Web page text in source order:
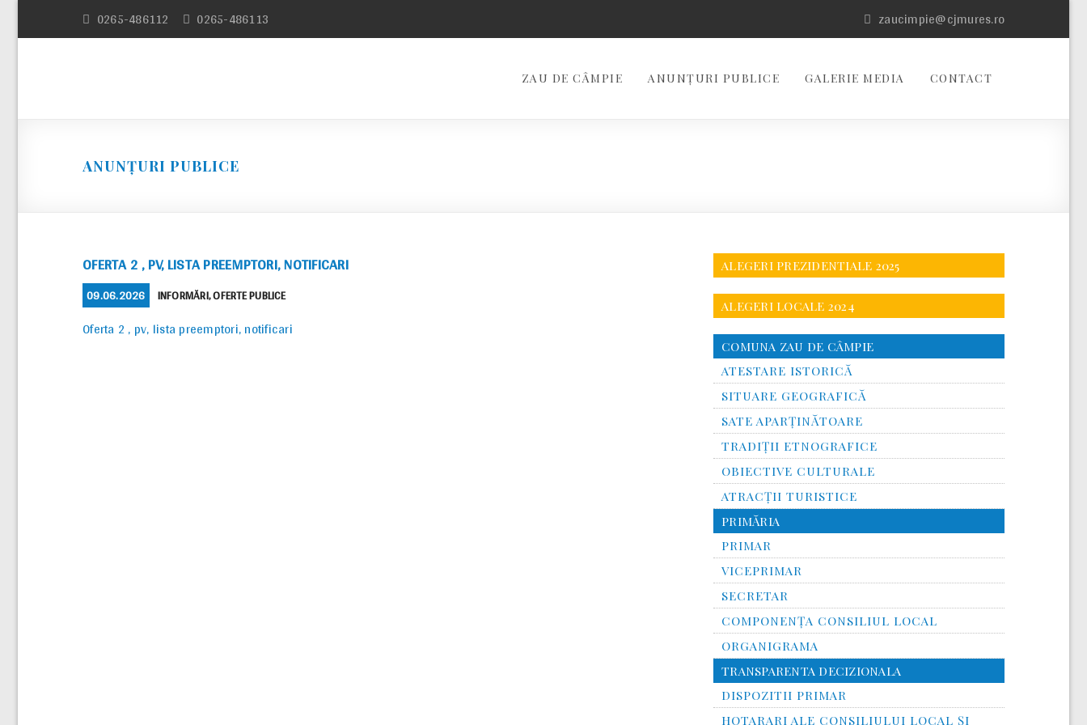
0265-486112 0265-486113 zaucimpie@cjmures.ro
ZAU DE CÂMPIE ANUNȚURI PUBLICE GALERIE MEDIA CONTACT
ANUNȚURI PUBLICE
OFERTA 2 , PV, LISTA PREEMPTORI, NOTIFICARI
POSTED
ON
09.06.2026 CATEGORIES
INFORMĂRI,OFERTE PUBLICE
Oferta 2 , pv, lista preemptori, notificari
ALEGERI PREZIDENTIALE 2025
ALEGERI LOCALE 2024
COMUNA ZAU DE CÂMPIE
ATESTARE ISTORICĂ
SITUARE GEOGRAFICĂ
SATE APARȚINĂTOARE
TRADIȚII ETNOGRAFICE
OBIECTIVE CULTURALE
ATRACȚII TURISTICE
PRIMĂRIA
PRIMAR
VICEPRIMAR
SECRETAR
COMPONENȚA CONSILIUL LOCAL
ORGANIGRAMA
TRANSPARENTA DECIZIONALA
DISPOZITII PRIMAR
HOTARARI ALE CONSILIULUI LOCAL ȘI